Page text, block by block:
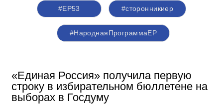
#ЕР53 #сторонникиер
#НароднаяПрограммаЕР
«Единая Россия» получила первую
строку в избирательном бюллетене на
выборах в Госдуму